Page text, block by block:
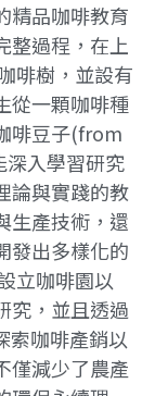
精品咖啡教育
整過程，在上
啡樹，並設有
從一顆咖啡種
啡豆子(from
入學習研究
論與實踐的教
生產技術，還
發出多樣化的
立咖啡園以
究，並且透過
索咖啡產銷以
僅減少了農產